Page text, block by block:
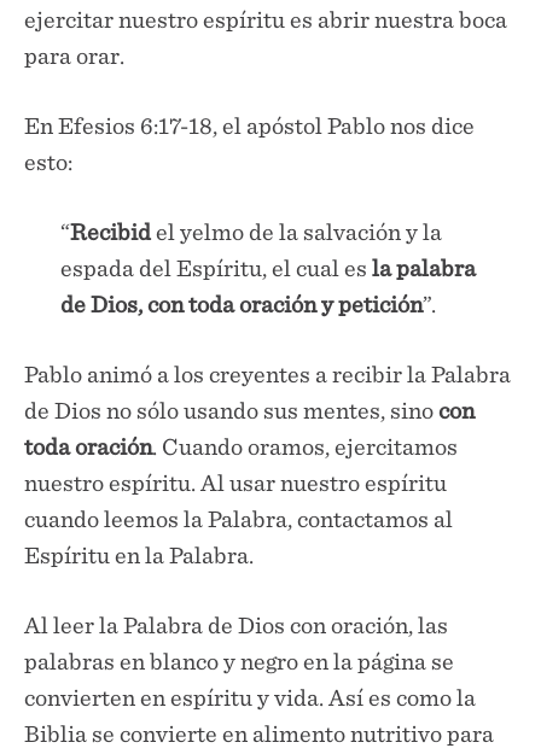
ejercitar nuestro espíritu es abrir nuestra boca
para orar.
En Efesios 6:17-18, el apóstol Pablo nos dice
esto:
“Recibidel yelmo de la salvación y la
espada del Espíritu, el cual es la palabra
de Dios, con toda oración y petición”.
Pablo animó a los creyentes a recibir la Palabra
de Dios no sólo usando sus mentes, sinocon
toda oración. Cuando oramos, ejercitamos
nuestro espíritu. Al usar nuestro espíritu
cuando leemos la Palabra, contactamos al
Espíritu en la Palabra.
Al leer la Palabra de Dios con oración, las
palabras en blanco y negro en la página se
convierten en espíritu y vida. Así es como la
Biblia se convierte en alimento nutritivo para